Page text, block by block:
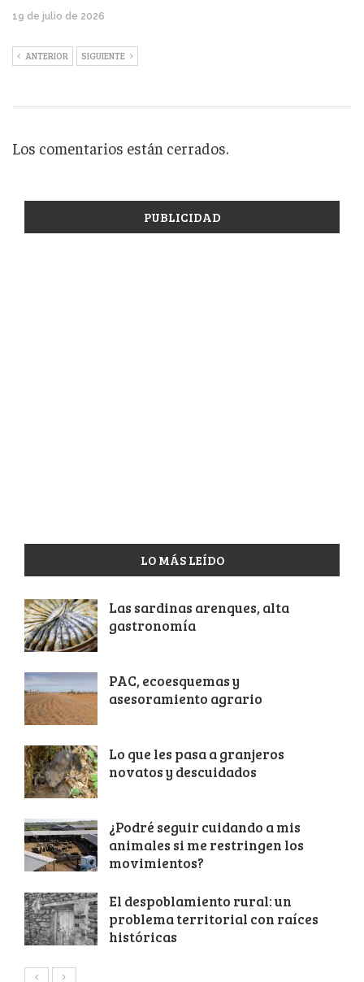
19 de julio de 2026
ANTERIOR SIGUIENTE
Los comentarios están cerrados.
PUBLICIDAD
LO MÁS LEÍDO
Las sardinas arenques, alta
gastronomía
PAC, ecoesquemas y
asesoramiento agrario
Lo que les pasa a granjeros
novatos y descuidados
¿Podré seguir cuidando a mis
animales si me restringen los
movimientos?
El despoblamiento rural: un
problema territorial con raíces
históricas